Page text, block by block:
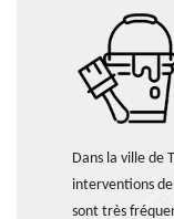
Dans la ville de
interventions
sont très